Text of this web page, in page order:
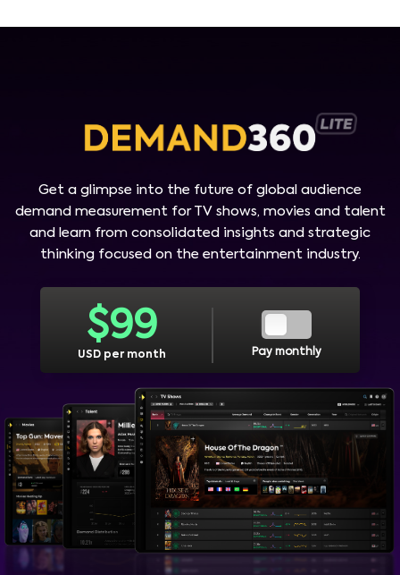
Get a glimpse into the future of global audience
demand measurement for TV shows, movies and talent
and learn from consolidated insights and strategic
thinking focused on the entertainment industry.
$99
USD per month Pay monthly